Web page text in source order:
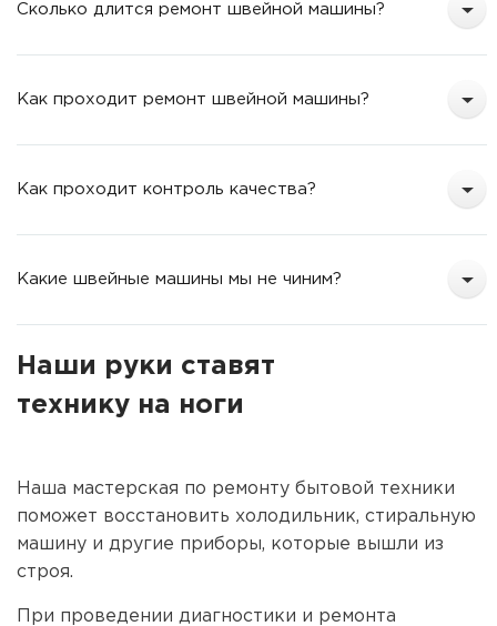
Сколько длится ремонт швейной машины?
Как проходит ремонт швейной машины?
Как проходит контроль качества?
Какие швейные машины мы не чиним?
Наши руки ставят
технику на ноги
Наша мастерская по ремонту бытовой техники
поможет восстановить холодильник, стиральную
машину и другие приборы, которые вышли из
строя.
При проведении диагностики и ремонта